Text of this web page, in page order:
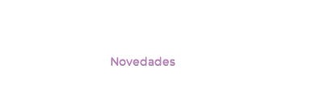
Novedades